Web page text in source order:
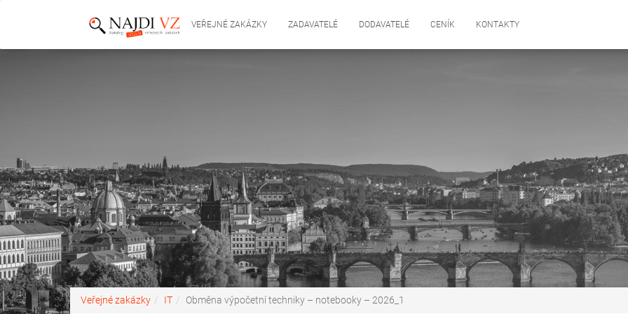
VEŘEJNÉ ZAKÁZKY ZADAVATELÉ DODAVATELÉ CENÍK KONTAKTY
Veřejné zakázky IT Obměna výpočetní techniky – notebooky – 2026_1